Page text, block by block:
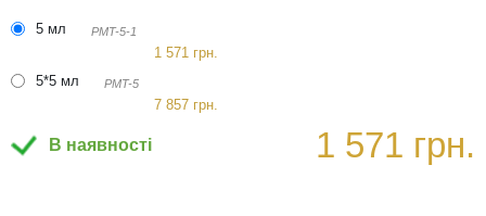
5 мл PMT-5-1
1 571 грн.
5*5 мл
PMT-5
7 857 грн.
В наявності 1 571 грн.